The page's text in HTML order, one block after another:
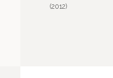
(2012)